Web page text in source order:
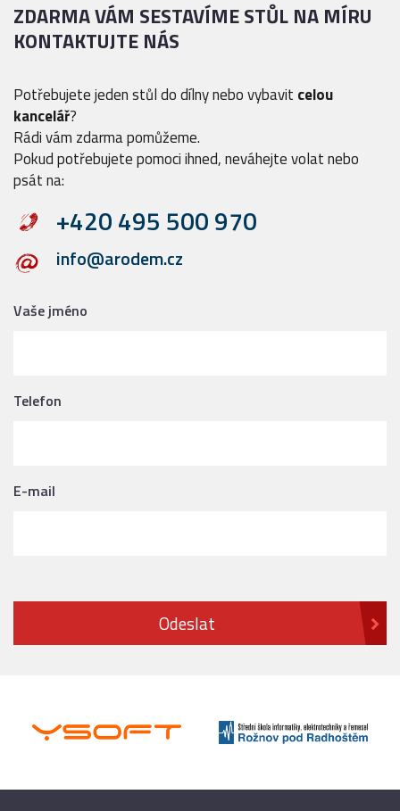
ZDARMA VÁM SESTAVÍME STŮL NA MÍRU
KONTAKTUJTE NÁS
Potřebujete jeden stůl do dílny nebo vybavit celou
kancelář?
Rádi vám zdarma pomůžeme.
Pokud potřebujete pomoci ihned, neváhejte volat nebo
psát na:
+420 495 500 970
info@arodem.cz
Vaše jméno
Telefon
E-mail